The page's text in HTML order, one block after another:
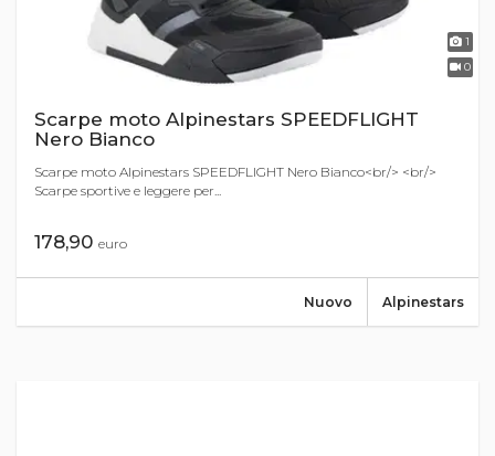
1
0
Scarpe moto Alpinestars SPEEDFLIGHT
Nero Bianco
Scarpe moto Alpinestars SPEEDFLIGHT Nero Bianco<br/> <br/>
Scarpe sportive e leggere per...
178,90 euro
Alpinestars
Nuovo